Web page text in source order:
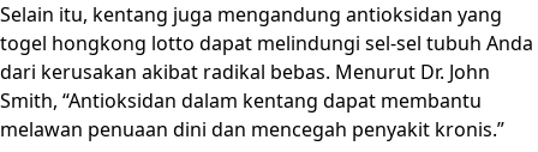
Selain itu, kentang juga mengandung antioksidan yang
togel hongkong lotto dapat melindungi sel-sel tubuh Anda
dari kerusakan akibat radikal bebas. Menurut Dr. John
Smith, “Antioksidan dalam kentang dapat membantu
melawan penuaan dini dan mencegah penyakit kronis.”